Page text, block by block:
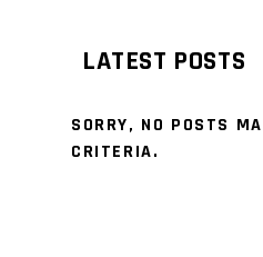
LATEST POSTS
SORRY, NO POSTS
CRITERIA.